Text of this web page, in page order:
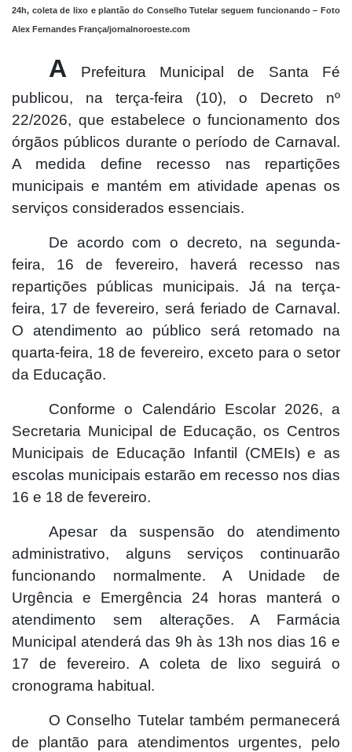
24h, coleta de lixo e plantão do Conselho Tutelar seguem funcionando – Foto
Alex Fernandes França/jornalnoroeste.com
A Prefeitura Municipal de Santa Fé
publicou, na terça-feira (10), o Decreto nº
22/2026, que estabelece o funcionamento dos
órgãos públicos durante o período de Carnaval.
A medida define recesso nas repartições
municipais e mantém em atividade apenas os
serviços considerados essenciais.
De acordo com o decreto, na segunda-
feira, 16 de fevereiro, haverá recesso nas
repartições públicas municipais. Já na terça-
feira, 17 de fevereiro, será feriado de Carnaval.
O atendimento ao público será retomado na
quarta-feira, 18 de fevereiro, exceto para o setor
da Educação.
Conforme o Calendário Escolar 2026, a
Secretaria Municipal de Educação, os Centros
Municipais de Educação Infantil (CMEIs) e as
escolas municipais estarão em recesso nos dias
16 e 18 de fevereiro.
Apesar da suspensão do atendimento
administrativo, alguns serviços continuarão
funcionando normalmente. A Unidade de
Urgência e Emergência 24 horas manterá o
atendimento sem alterações. A Farmácia
Municipal atenderá das 9h às 13h nos dias 16 e
17 de fevereiro. A coleta de lixo seguirá o
cronograma habitual.
O Conselho Tutelar também permanecerá
de plantão para atendimentos urgentes, pelo